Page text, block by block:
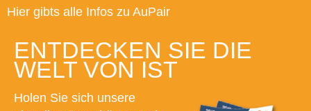
Hier gibts alle Infos zu AuPair
ENTDECKEN SIE DIE
WELT VON IST
Holen Sie sich unsere